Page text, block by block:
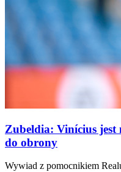
Zubeldia: Vinícius jest
do obrony
Wywiad z pomocnikiem